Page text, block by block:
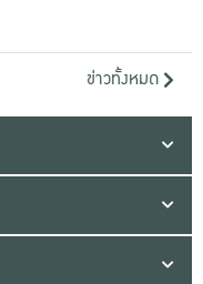
ข่าวทั้งหมด